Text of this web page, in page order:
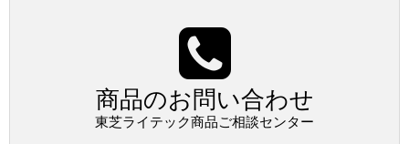
商品のお問い合わせ
東芝ライテック商品ご相談センター